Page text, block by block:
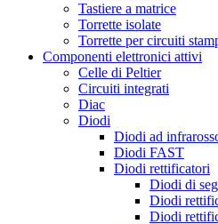
Tastiere a matrice
Torrette isolate
Torrette per circuiti
Componenti elettronici attivi
Celle di Peltier
Circuiti integrati
Diac
Diodi
Diodi ad
Diodi FAST
Diodi rettificatori
Diodi di
Diodi
Diodi